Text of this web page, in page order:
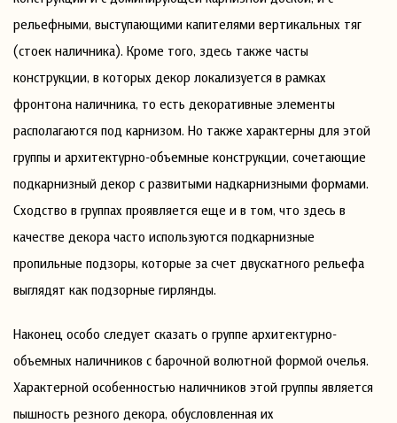
рельефными, выступающими капителями вертикальных тяг
(стоек наличника). Кроме того, здесь также часты
конструкции, в которых декор локализуется в рамках
фронтона наличника, то есть декоративные элементы
располагаются под карнизом. Но также характерны для этой
группы и архитектурно-объемные конструкции, сочетающие
подкарнизный декор с развитыми надкарнизными формами.
Сходство в группах проявляется еще и в том, что здесь в
качестве декора часто используются подкарнизные
пропильные подзоры, которые за счет двускатного рельефа
выглядят как подзорные гирлянды.
Наконец особо следует сказать о группе архитектурно-
объемных наличников с барочной волютной формой очелья.
Характерной особенностью наличников этой группы является
пышность резного декора, обусловленная их